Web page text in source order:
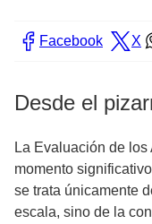
Facebook X
Desde el
La Evaluación de
momento
se trata únicamente
escala, sino de la